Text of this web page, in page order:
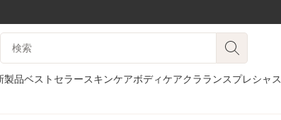
コンテンツへ移動
検索候補
製品ベストセラースキンケアボディケアクラランスプレシャス